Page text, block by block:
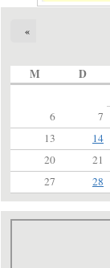
«
M D
6
7
13
14
20
21
27
28